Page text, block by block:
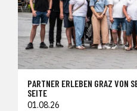
PARTNER ERLEBEN GRAZ VON
SEITE
01.08.26